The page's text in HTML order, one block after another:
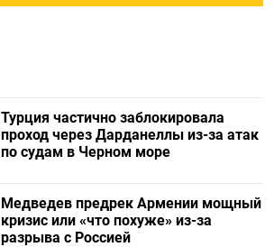
Турция частично заблокировала
проход через Дарданеллы из-за атак
по судам в Черном море
Медведев предрек Армении мощный
кризис или «что похуже» из-за
разрыва с Россией